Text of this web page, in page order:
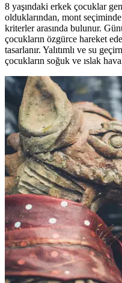
8 yaşındaki erkek çocuklar
olduklarından, mont
kriterler arasında bulunur.
çocukların özgürce hareket
tasarlanır. Yalıtımlı ve su
çocukların soğuk ve ıslak